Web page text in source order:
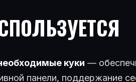
куки —
панели, поддержание